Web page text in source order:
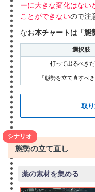
ーに大きな変化はない
ことができないので注
なお本チャートは「態
選択肢
「打って出るべき
「態勢を立て直すべ
取
態勢の立て直し
シナリオ
薬の素材を集める